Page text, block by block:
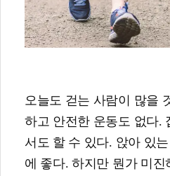
오늘도 걷는 사람이 많을
하고 안전한 운동도 없다.
서도 할 수 있다. 앉아 있
에 좋다. 하지만 뭔가 미진